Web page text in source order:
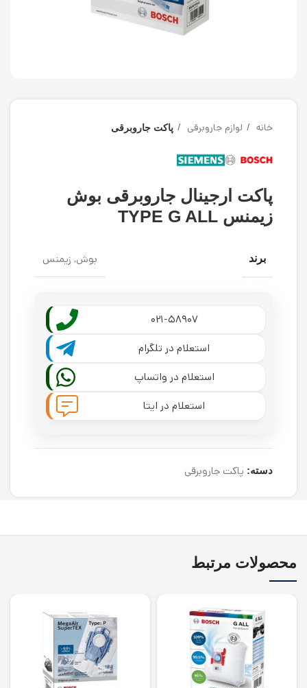
خانه لوازم جاروبرقی پاکت جاروبرقی
پاکت ارجینال جاروبرقی بوش
زیمنس TYPE G ALL
برند بوش, زیمنس
۰۲۱-۵۸۹۰۷
استعلام در تلگرام
استعلام در واتساپ
استعلام در ایتا
دسته: پاکت جاروبرقی
محصولات مرتبط